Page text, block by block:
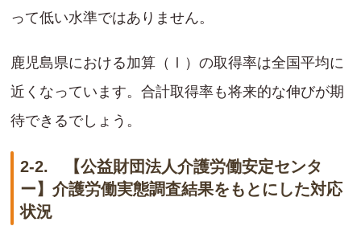
って低い水準ではありません。
鹿児島県における加算（Ⅰ）の取得率は全国平均に
近くなっています。合計取得率も将来的な伸びが期
待できるでしょう。
2-2. 【公益財団法人介護労働安定センタ
ー】介護労働実態調査結果をもとにした対応
状況